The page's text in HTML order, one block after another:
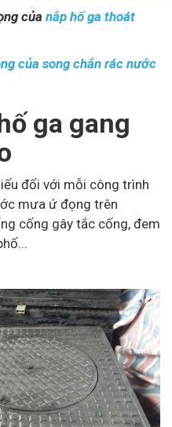
của nắp hố ga thoát
của song chắn rác nước
ga gang
đối với mỗi công trình
mưa ứ đọng trên
cống gây tắc cống, đem